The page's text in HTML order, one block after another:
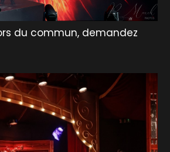
du commun, demandez